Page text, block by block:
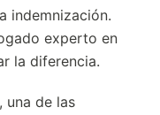
indemnización.
experto en
la diferencia.
una de las